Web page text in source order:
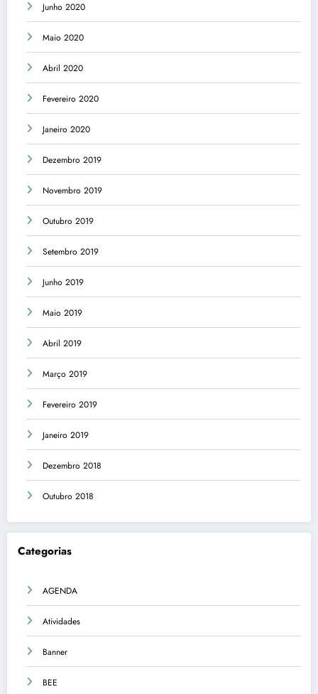
Junho 2020
Maio 2020
Abril 2020
Fevereiro 2020
Janeiro 2020
Dezembro 2019
Novembro 2019
Outubro 2019
Setembro 2019
Junho 2019
Maio 2019
Abril 2019
Março 2019
Fevereiro 2019
Janeiro 2019
Dezembro 2018
Outubro 2018
Categorias
AGENDA
Atividades
Banner
BEE